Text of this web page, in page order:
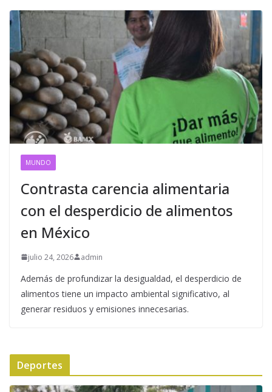
MUNDO
Contrasta carencia alimentaria
con el desperdicio de alimentos
en México
julio 24, 2026 admin
Además de profundizar la desigualdad, el desperdicio de
alimentos tiene un impacto ambiental significativo, al
generar residuos y emisiones innecesarias.
Deportes